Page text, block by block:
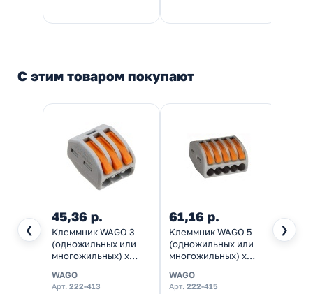
С этим товаром покупают
❮ ❯
45,36 р.
Клеммник WAGO 3
(одножильных или
многожильных) х
50шт]
WAGO
Арт. 222-413
61,16 р.
Клеммник WAGO 5
(одножильных или
многожильных) х
40шт]
WAGO
Арт. 222-415